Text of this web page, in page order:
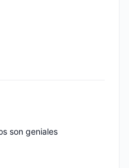
son geniales